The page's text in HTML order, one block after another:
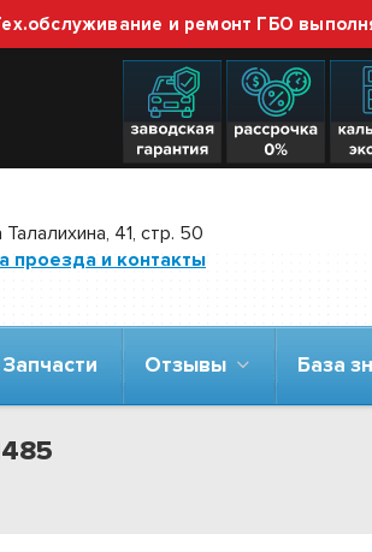
и ремонт ГБО выполняем
Талалихина, 41, стр. 50
проезда и контакты
Запчасти Отзывы База